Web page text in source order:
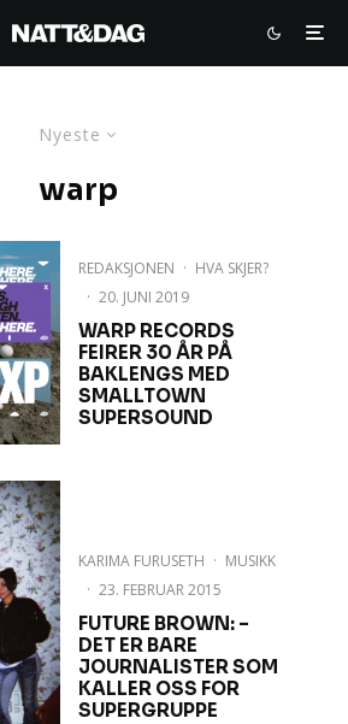
Nyeste
warp
REDAKSJONEN · HVA SKJER?
· 20. JUNI 2019
WARP RECORDS
FEIRER 30 ÅR PÅ
BAKLENGS MED
SMALLTOWN
SUPERSOUND
KARIMA FURUSETH · MUSIKK
· 23. FEBRUAR 2015
FUTURE BROWN: –
DET ER BARE
JOURNALISTER SOM
KALLER OSS FOR
SUPERGRUPPE